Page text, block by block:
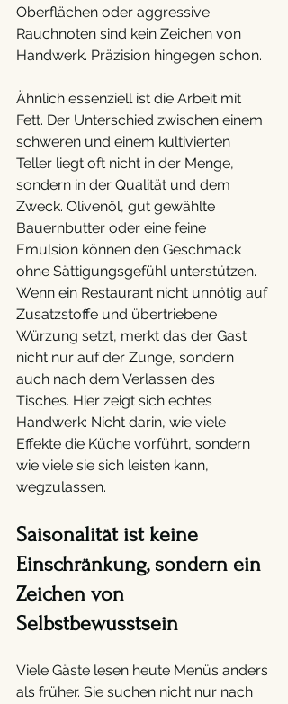
Oberflächen oder aggressive
Rauchnoten sind kein Zeichen von
Handwerk. Präzision hingegen schon.
Ähnlich essenziell ist die Arbeit mit
Fett. Der Unterschied zwischen einem
schweren und einem kultivierten
Teller liegt oft nicht in der Menge,
sondern in der Qualität und dem
Zweck. Olivenöl, gut gewählte
Bauernbutter oder eine feine
Emulsion können den Geschmack
ohne Sättigungsgefühl unterstützen.
Wenn ein Restaurant nicht unnötig auf
Zusatzstoffe und übertriebene
Würzung setzt, merkt das der Gast
nicht nur auf der Zunge, sondern
auch nach dem Verlassen des
Tisches. Hier zeigt sich echtes
Handwerk: Nicht darin, wie viele
Effekte die Küche vorführt, sondern
wie viele sie sich leisten kann,
wegzulassen.
Saisonalität ist keine
Einschränkung, sondern ein
Zeichen von
Selbstbewusstsein
Viele Gäste lesen heute Menüs anders
als früher. Sie suchen nicht nur nach